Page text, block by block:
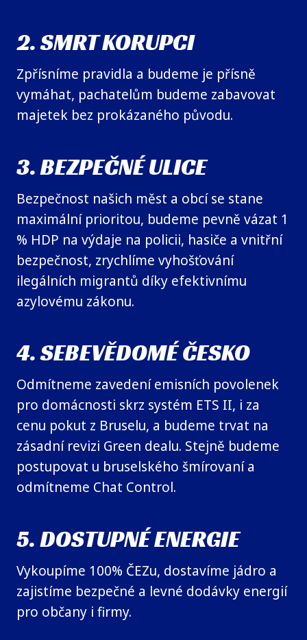
2. SMRT KORUPCI
Zpřísníme pravidla a budeme je přísně
vymáhat, pachatelům budeme zabavovat
majetek bez prokázaného původu.
3. BEZPEČNÉ ULICE
Bezpečnost našich měst a obcí se stane
maximální prioritou, budeme pevně vázat 1
% HDP na výdaje na policii, hasiče a vnitřní
bezpečnost, zrychlíme vyhošťování
ilegálních migrantů díky efektivnímu
azylovému zákonu.
4. SEBEVĚDOMÉ ČESKO
Odmítneme zavedení emisních povolenek
pro domácnosti skrz systém ETS II, i za
cenu pokut z Bruselu, a budeme trvat na
zásadní revizi Green dealu. Stejně budeme
postupovat u bruselského šmírovaní a
odmítneme Chat Control.
5. DOSTUPNÉ ENERGIE
Vykoupíme 100% ČEZu, dostavíme jádro a
zajistíme bezpečné a levné dodávky energií
pro občany i firmy.